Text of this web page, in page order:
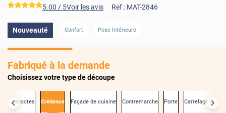
*****
5.00 / 5Voir les avis Ref : MAT-2846
Nouveauté Confort Pose Intérieure
Fabriqué à la demande
Choisissez votre type de découpe
exactes Crédence Façade de cuisine Contremarche Porte Carrelage mural